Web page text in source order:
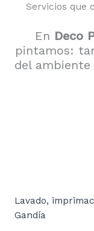
Servicios que
En Deco
pintamos:
del
Lavado,
Gandía